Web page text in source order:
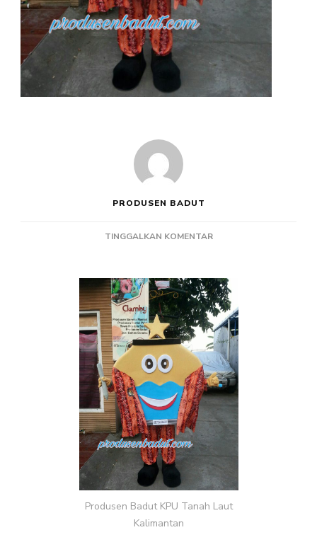
PRODUSEN BADUT
TINGGALKAN KOMENTARPADA
KPU
TANAH
LAUT
KALIMANTAN
Produsen Badut KPU Tanah Laut
Kalimantan